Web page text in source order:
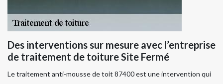
Des interventions sur mesure avec l’entreprise
de traitement de toiture Site Fermé
Le traitement anti-mousse de toit 87400 est une intervention qui